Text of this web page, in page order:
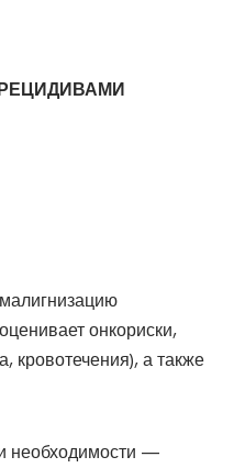
онкориски,
кровотечения), а также
необходимости —